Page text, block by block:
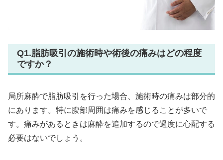
Q1.脂肪吸引の施術時や術後の痛みはどの程度
ですか？
局所麻酔で脂肪吸引を行った場合、施術時の痛みは部分的
にあります。特に腹部周囲は痛みを感じることが多いで
す。痛みがあるときは麻酔を追加するので過度に心配する
必要はないでしょう。